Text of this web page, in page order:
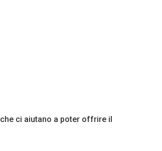
ci aiutano a poter offrire il